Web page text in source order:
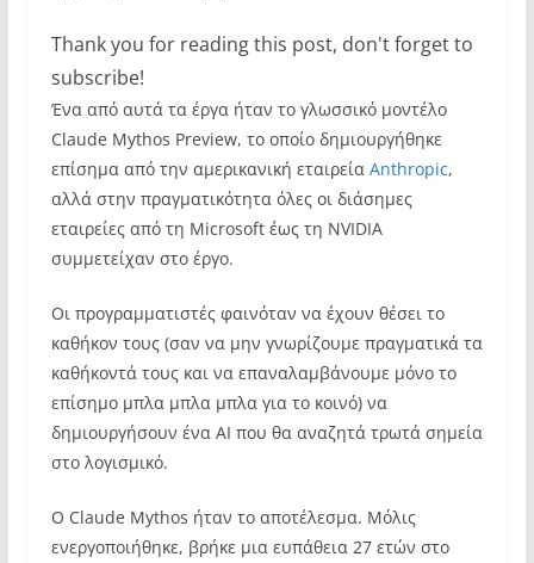
Thank you for reading this post, don't forget to
subscribe!
Ένα από αυτά τα έργα ήταν το γλωσσικό μοντέλο
Claude Mythos Preview, το οποίο δημιουργήθηκε
επίσημα από την αμερικανική εταιρεία Anthropic,
αλλά στην πραγματικότητα όλες οι διάσημες
εταιρείες από τη Microsoft έως τη NVIDIA
συμμετείχαν στο έργο.
Οι προγραμματιστές φαινόταν να έχουν θέσει το
καθήκον τους (σαν να μην γνωρίζουμε πραγματικά τα
καθήκοντά τους και να επαναλαμβάνουμε μόνο το
επίσημο μπλα μπλα μπλα για το κοινό) να
δημιουργήσουν ένα AI που θα αναζητά τρωτά σημεία
στο λογισμικό.
Ο Claude Mythos ήταν το αποτέλεσμα. Μόλις
ενεργοποιήθηκε, βρήκε μια ευπάθεια 27 ετών στο